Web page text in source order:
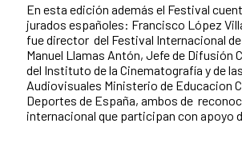
En esta edición además el Festival
jurados españoles: Francisco López
fue director del Festival Internacional de
Manuel Llamas Antón, Jefe de Difusión
del Instituto de la Cinematografía y de
Audiovisuales Ministerio de Educacion
Deportes de España, ambos de
internacional que participan con apoyo